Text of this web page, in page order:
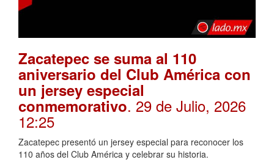
Zacatepec se suma al 110
aniversario del Club América con
un jersey especial
conmemorativo. 29 de Julio, 2026
12:25
Zacatepec presentó un jersey especial para reconocer los
110 años del Club América y celebrar su historia.